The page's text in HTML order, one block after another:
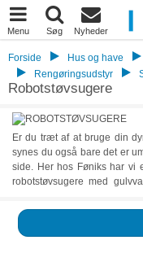
Menu Søg Nyheder
Forside Hus og have
Rengøringsudstyr
Robotstøvsugere
Er du træt af at bruge din
synes du også bare det er
side. Her hos Føniks har vi
robotstøvsugere med
Hvad end du er på udkig
eller du er fint tilfreds med
hjem fint rent, så finder
robotstøvsugere i forskellige